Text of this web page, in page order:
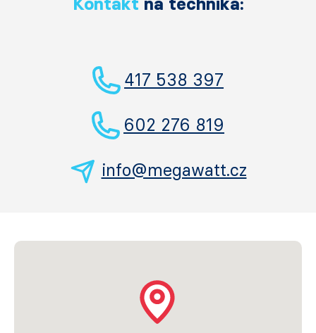
417 538 397
602 276 819
info@megawatt.cz